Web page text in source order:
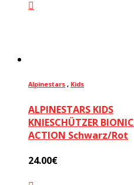
Alpinestars , Kids
ALPINESTARS KIDS
KNIESCHÜTZER BIONIC
ACTION Schwarz/Rot
24.00€